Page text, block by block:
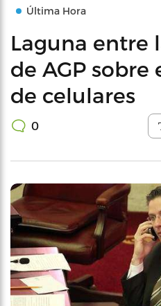
Última Hora
Laguna entre
de AGP
de celulares
0